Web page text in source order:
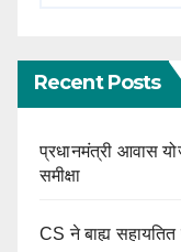
Recent Posts
प्रधानमंत्री आवास
समीक्षा
CS ने बाह्य सहायतित